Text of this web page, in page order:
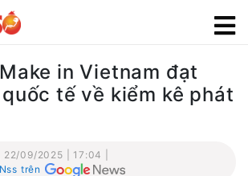
in Vietnam đạt
tế về kiểm kê phát
22/09/2025 | 17:04 |
trên